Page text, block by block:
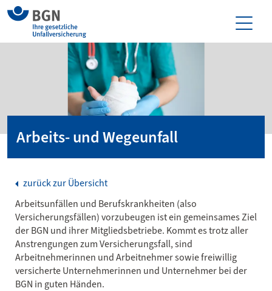
Arbeits- und Wegeunfall
zurück zur Übersicht
Arbeitsunfällen und Berufskrankheiten (also
Versicherungsfällen) vorzubeugen ist ein gemeinsames Ziel
der BGN und ihrer Mitgliedsbetriebe. Kommt es trotz aller
Anstrengungen zum Versicherungsfall, sind
Arbeitnehmerinnen und Arbeitnehmer sowie freiwillig
versicherte Unternehmerinnen und Unternehmer bei der
BGN in guten Händen.